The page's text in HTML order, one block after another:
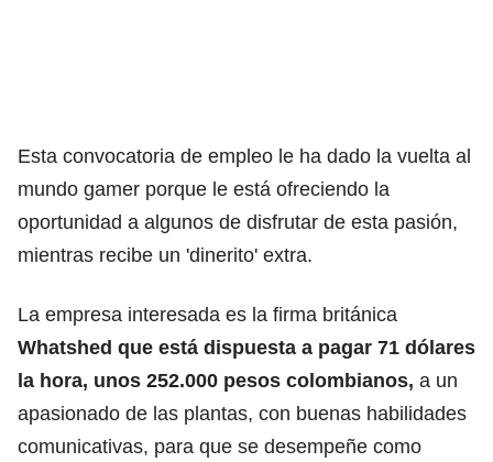
Esta convocatoria de empleo le ha dado la vuelta al
mundo gamer porque le está ofreciendo la
oportunidad a algunos de disfrutar de esta pasión,
mientras recibe un 'dinerito' extra.
La empresa interesada es la firma británica
Whatshed que está dispuesta a pagar 71 dólares
la hora, unos 252.000 pesos colombianos, a un
apasionado de las plantas, con buenas habilidades
comunicativas, para que se desempeñe como